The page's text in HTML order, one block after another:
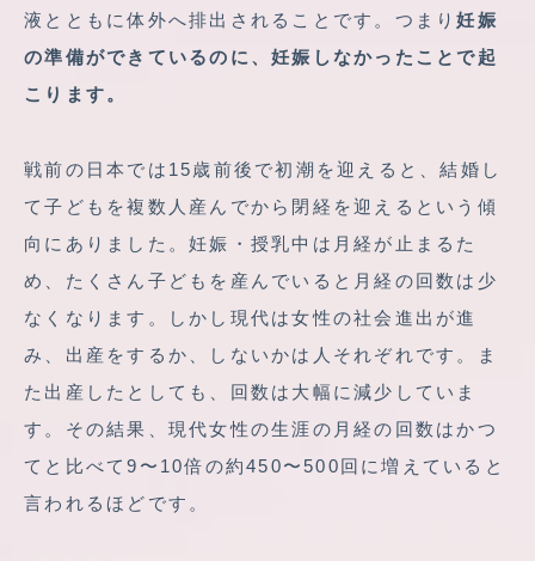
液とともに体外へ排出されることです。つまり妊娠
の準備ができているのに、妊娠しなかったことで起
こります。
戦前の日本では15歳前後で初潮を迎えると、結婚し
て子どもを複数人産んでから閉経を迎えるという傾
向にありました。妊娠・授乳中は月経が止まるた
め、たくさん子どもを産んでいると月経の回数は少
なくなります。しかし現代は女性の社会進出が進
み、出産をするか、しないかは人それぞれです。ま
た出産したとしても、回数は大幅に減少していま
す。その結果、現代女性の生涯の月経の回数はかつ
てと比べて9〜10倍の約450〜500回に増えていると
言われるほどです。